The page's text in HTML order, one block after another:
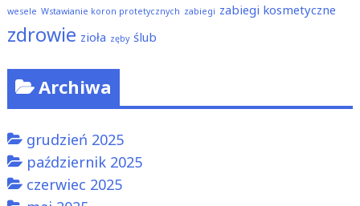
wesele Wstawianie koron protetycznych zabiegi zabiegi kosmetyczne
zdrowie zioła zęby ślub
Archiwa
grudzień 2025
październik 2025
czerwiec 2025